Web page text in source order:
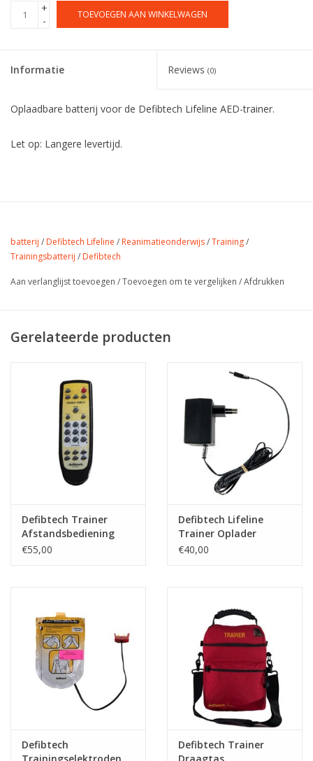
+
-
TOEVOEGEN AAN WINKELWAGEN
Informatie Reviews (0)
Oplaadbare batterij voor de Defibtech Lifeline AED-trainer.
Let op: Langere levertijd.
batterij / Defibtech Lifeline / Reanimatieonderwijs/Training/
Trainingsbatterij / Defibtech
Aan verlanglijst toevoegen /Toevoegen om te vergelijken /Afdrukken
Gerelateerde producten
Defibtech Trainer
Afstandsbediening
€55,00
Defibtech Lifeline
Trainer Oplader
€40,00
Defibtech
Trainingselektroden
Defibtech Trainer
Draagtas